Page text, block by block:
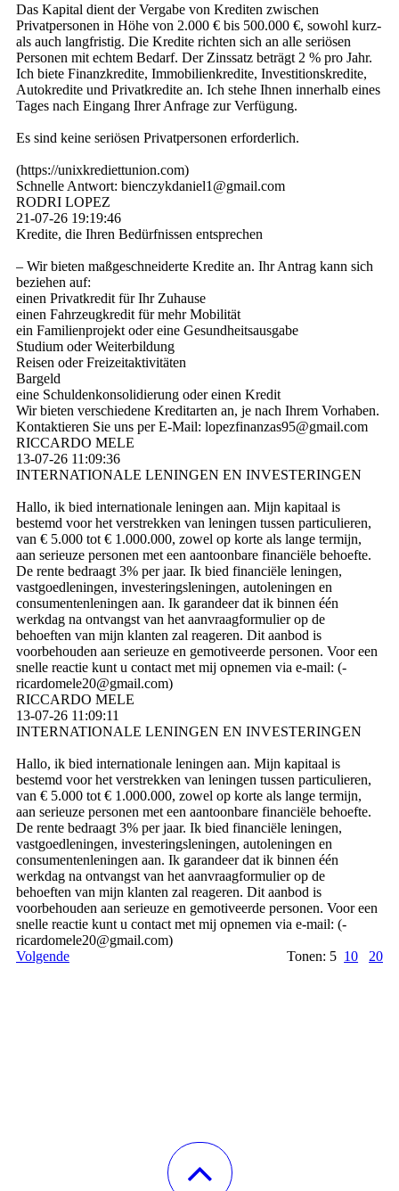
Das Kapital dient der Vergabe von Krediten zwischen
Privatpersonen in Höhe von 2.000 € bis 500.000 €, sowohl kurz-
als auch langfristig. Die Kredite richten sich an alle seriösen
Personen mit echtem Bedarf. Der Zinssatz beträgt 2 % pro Jahr.
Ich biete Finanzkredite, Immobilienkredite, Investitionskredite,
Autokredite und Privatkredite an. Ich stehe Ihnen innerhalb eines
Tages nach Eingang Ihrer Anfrage zur Verfügung.
Es sind keine seriösen Privatpersonen erforderlich.
(­https:­//­unixkrediettunion.­com)­
Schnelle Antwort: bienczykdaniel1@­gmail.­com
RODRI LOPEZ
21-07-26 19:19:46
Kredite, die Ihren Bedürfnissen entsprechen
– Wir bieten maßgeschneiderte Kredite an. Ihr Antrag kann sich
beziehen auf:
einen Privatkredit für Ihr Zuhause
einen Fahrzeugkredit für mehr Mobilität
ein Familienprojekt oder eine Gesundheitsausgabe
Studium oder Weiterbildung
Reisen oder Freizeitaktivitäten
Bargeld
eine Schuldenkonsolidierung oder einen Kredit
Wir bieten verschiedene Kreditarten an, je nach Ihrem Vorhaben.
Kontaktieren Sie uns per E-Mail: lopezfinanzas95@­gmail.­com
RICCARDO MELE
13-07-26 11:09:36
INTERNATIONALE LENINGEN EN INVESTERINGEN
Hallo, ik bied internationale leningen aan. Mijn kapitaal is
bestemd voor het verstrekken van leningen tussen particulieren,
van € 5.000 tot € 1.000.000, zowel op korte als lange termijn,
aan serieuze personen met een aantoonbare financiële behoefte.
De rente bedraagt ​​3% per jaar. Ik bied financiële leningen,
vastgoedleningen, investeringsleningen, autoleningen en
consumentenleningen aan. Ik garandeer dat ik binnen één
werkdag na ontvangst van het aanvraagformulier op de
behoeften van mijn klanten zal reageren. Dit aanbod is
voorbehouden aan serieuze en gemotiveerde personen. Voor een
snelle reactie kunt u contact met mij opnemen via e-mail: (­
ricardomele20@­gmail.­com)­
RICCARDO MELE
13-07-26 11:09:11
INTERNATIONALE LENINGEN EN INVESTERINGEN
Hallo, ik bied internationale leningen aan. Mijn kapitaal is
bestemd voor het verstrekken van leningen tussen particulieren,
van € 5.000 tot € 1.000.000, zowel op korte als lange termijn,
aan serieuze personen met een aantoonbare financiële behoefte.
De rente bedraagt ​​3% per jaar. Ik bied financiële leningen,
vastgoedleningen, investeringsleningen, autoleningen en
consumentenleningen aan. Ik garandeer dat ik binnen één
werkdag na ontvangst van het aanvraagformulier op de
behoeften van mijn klanten zal reageren. Dit aanbod is
voorbehouden aan serieuze en gemotiveerde personen. Voor een
snelle reactie kunt u contact met mij opnemen via e-mail: (­
ricardomele20@­gmail.­com)­
Volgende
Tonen: 5 10 20